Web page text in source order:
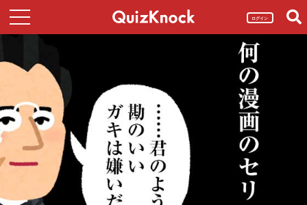
ログイン